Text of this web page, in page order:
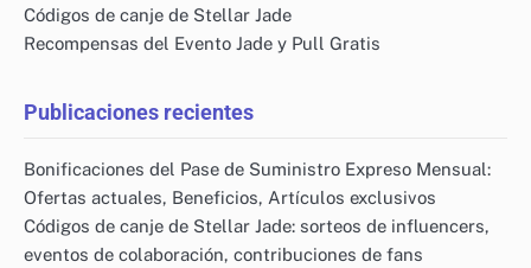
Códigos de canje de Stellar Jade
Recompensas del Evento Jade y Pull Gratis
Publicaciones recientes
Bonificaciones del Pase de Suministro Expreso Mensual:
Ofertas actuales, Beneficios, Artículos exclusivos
Códigos de canje de Stellar Jade: sorteos de influencers,
eventos de colaboración, contribuciones de fans